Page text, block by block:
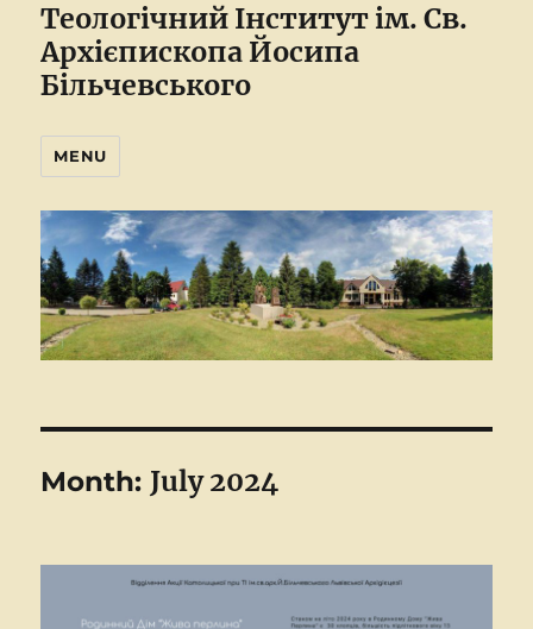
Теологічний Інститут ім. Св.
Архієпископа Йосипа
Більчевського
MENU
Month: July 2024